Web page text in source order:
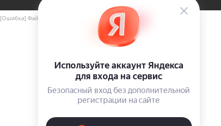
[Ошибка] Файл include/aspro_next_yandex_pay.php не найден